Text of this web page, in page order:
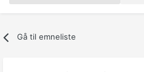
Gå til emneliste